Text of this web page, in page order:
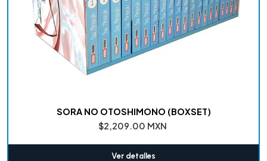
SORA NO OTOSHIMONO (BOXSET)
$2,209.00 MXN
Ver detalles